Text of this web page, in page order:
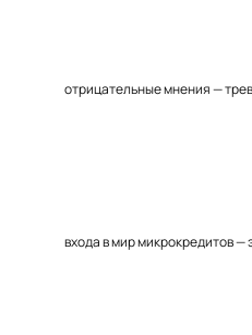
отрицательные мнения —
входа в мир микрокредитов